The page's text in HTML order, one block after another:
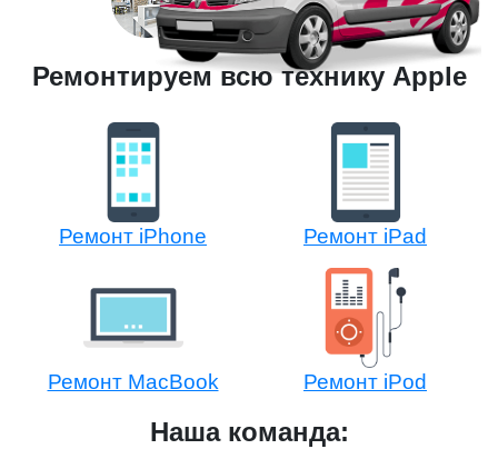
Ремонтируем всю технику Apple
Ремонт iPhone Ремонт iPad
Ремонт MacBook Ремонт iPod
Наша команда: